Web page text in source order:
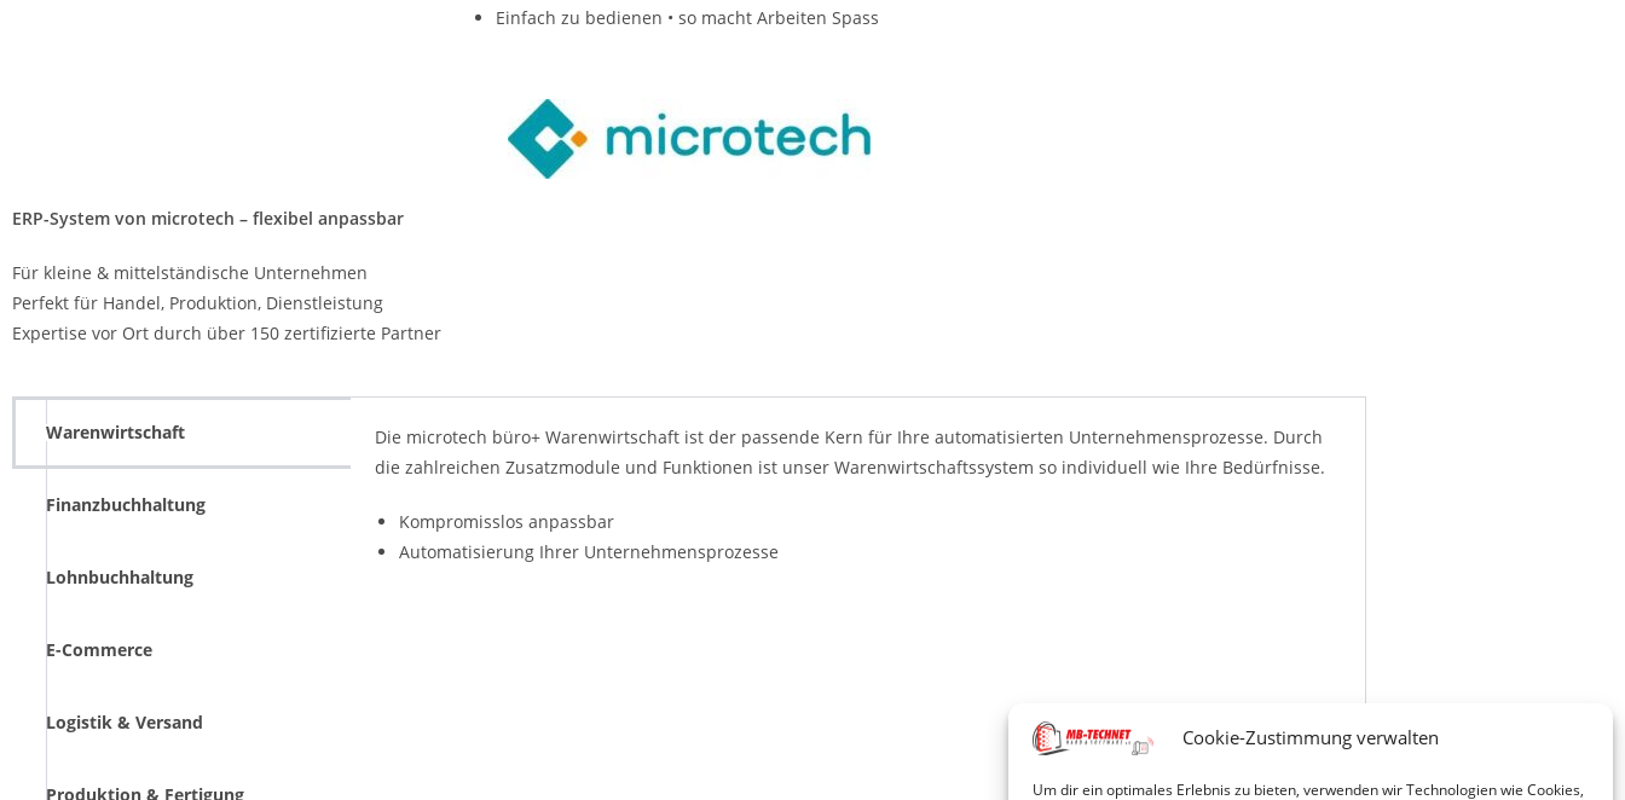
Cookie-Zustimmung verwalten
Um dir ein optimales Erlebnis zu bieten, verwenden wir Technologien wie Cookies,
Einfach zu bedienen • so macht Arbeiten Spass
ERP-System von microtech – flexibel anpassbar
Für kleine & mittelständische Unternehmen
Perfekt für Handel, Produktion, Dienstleistung
Expertise vor Ort durch über 150 zertifizierte Partner
Warenwirtschaft
Finanzbuchhaltung
Lohnbuchhaltung
E-Commerce
Logistik & Versand
Produktion & Fertigung
Die microtech büro+ Warenwirtschaft ist der passende Kern für Ihre automatisierten Unternehmensprozesse. Durch
die zahlreichen Zusatzmodule und Funktionen ist unser Warenwirtschaftssystem so individuell wie Ihre Bedürfnisse.
Kompromisslos anpassbar
Automatisierung Ihrer Unternehmensprozesse